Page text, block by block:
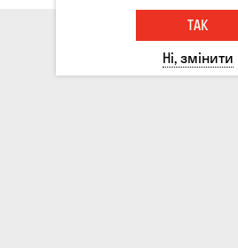
ТАК
Ні, змінити